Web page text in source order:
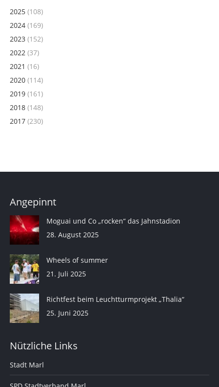
2025 (108)
2024 (169)
2023 (152)
2022 (37)
2021 (16)
2020 (114)
2019 (161)
2018 (148)
2017 (230)
Angepinnt
Moguai und Co „rocken“ das Jahnstadion
28. August 2025
Wheels of summer
21. Juli 2025
Richtfest beim Leuchtturmprojekt „Thalia“
25. Juni 2025
Nützliche Links
Stadt Marl